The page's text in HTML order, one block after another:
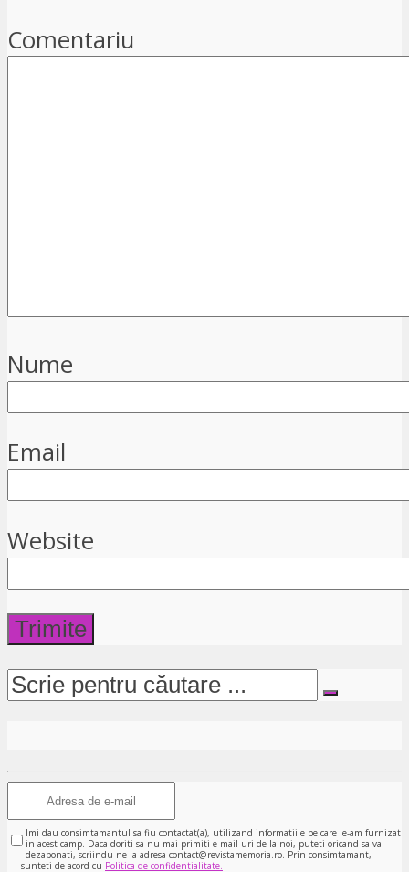
Comentariu
Nume
Email
Website
Imi dau consimtamantul sa fiu contactat(a), utilizand informatiile pe care le-am furnizat
in acest camp. Daca doriti sa nu mai primiti e-mail-uri de la noi, puteti oricand sa va
dezabonati, scriindu-ne la adresa contact@revistamemoria.ro. Prin consimtamant,
sunteti de acord cu Politica de confidentialitate.